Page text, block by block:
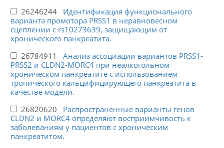
26246244 Идентификация функционального
варианта промотора PRSS1 в неравновесном
сцеплении с rs10273639, защищающим от
хронического панкреатита.
26784911 Анализ ассоциации вариантов PRSS1-
PRSS2 и CLDN2-MORC4 при неалкогольном
хроническом панкреатите с использованием
тропического кальцифицирующего панкреатита в
качестве модели.
26820620 Распространенные варианты генов
CLDN2 и MORC4 определяют восприимчивость к
заболеваниям у пациентов с хроническим
панкреатитом.